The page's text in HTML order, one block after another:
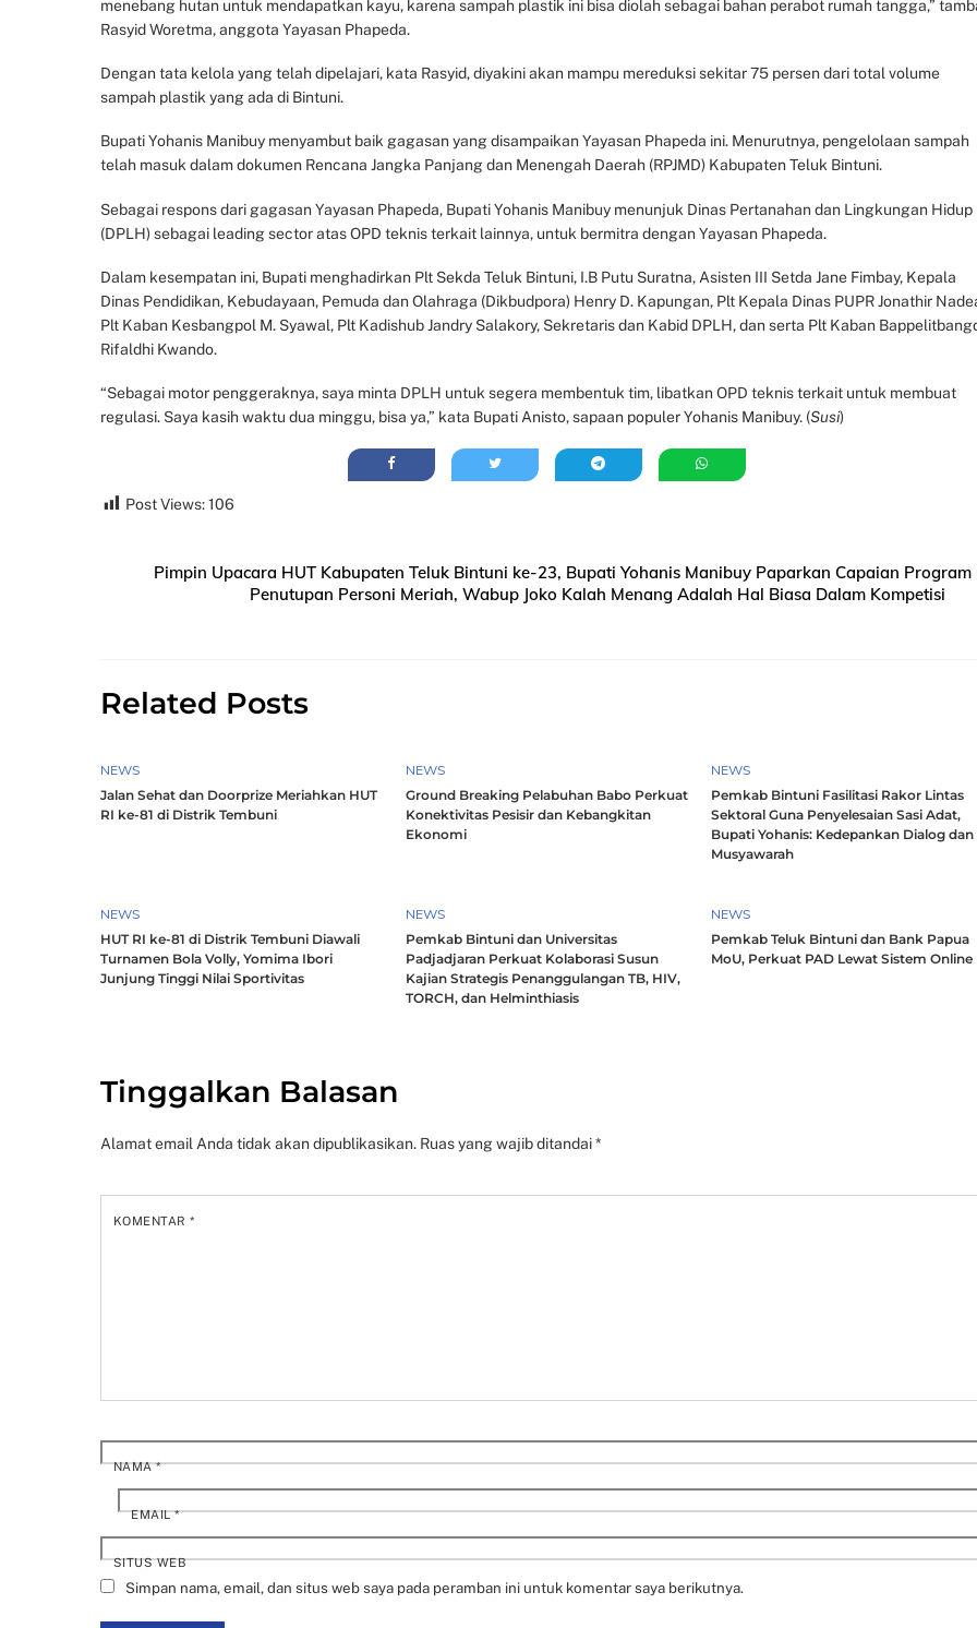
menebang hutan untuk mendapatkan kayu, karena sampah plastik ini bisa diolah sebagai bahan perabot rumah tangga,”
Rasyid Woretma, anggota Yayasan Phapeda.
Dengan tata kelola yang telah dipelajari, kata Rasyid, diyakini akan mampu mereduksi sekitar 75 persen dari total volume
sampah plastik yang ada di Bintuni.
Bupati Yohanis Manibuy menyambut baik gagasan yang disampaikan Yayasan Phapeda ini. Menurutnya, pengelolaan sampah
telah masuk dalam dokumen Rencana Jangka Panjang dan Menengah Daerah (RPJMD) Kabupaten Teluk Bintuni.
Sebagai respons dari gagasan Yayasan Phapeda, Bupati Yohanis Manibuy menunjuk Dinas Pertanahan dan Lingkungan Hidup
(DPLH) sebagai leading sector atas OPD teknis terkait lainnya, untuk bermitra dengan Yayasan Phapeda.
Dalam kesempatan ini, Bupati menghadirkan Plt Sekda Teluk Bintuni, I.B Putu Suratna, Asisten III Setda Jane Fimbay, Kepala
Dinas Pendidikan, Kebudayaan, Pemuda dan Olahraga (Dikbudpora) Henry D. Kapungan, Plt Kepala Dinas PUPR Jonathir
Plt Kaban Kesbangpol M. Syawal, Plt Kadishub Jandry Salakory, Sekretaris dan Kabid DPLH, dan serta Plt Kaban
Rifaldhi Kwando.
“Sebagai motor penggeraknya, saya minta DPLH untuk segera membentuk tim, libatkan OPD teknis terkait untuk membuat
regulasi. Saya kasih waktu dua minggu, bisa ya,” kata Bupati Anisto, sapaan populer Yohanis Manibuy. (Susi)
Post Views:106
Pimpin Upacara HUT Kabupaten Teluk Bintuni ke-23, Bupati Yohanis Manibuy Paparkan Capaian Program
Penutupan Personi Meriah, Wabup Joko Kalah Menang Adalah Hal Biasa Dalam Kompetisi
Related Posts
NEWS
Jalan Sehat dan Doorprize Meriahkan HUT
RI ke-81 di Distrik Tembuni
NEWS
Ground Breaking Pelabuhan Babo Perkuat
Konektivitas Pesisir dan Kebangkitan
Ekonomi
NEWS
Pemkab Bintuni Fasilitasi Rakor Lintas
Sektoral Guna Penyelesaian Sasi Adat,
Bupati Yohanis: Kedepankan Dialog dan
Musyawarah
NEWS
HUT RI ke-81 di Distrik Tembuni Diawali
Turnamen Bola Volly, Yomima Ibori
Junjung Tinggi Nilai Sportivitas
NEWS
Pemkab Bintuni dan Universitas
Padjadjaran Perkuat Kolaborasi Susun
Kajian Strategis Penanggulangan TB, HIV,
TORCH, dan Helminthiasis
NEWS
Pemkab Teluk Bintuni dan Bank Papua
MoU, Perkuat PAD Lewat Sistem Online
Tinggalkan Balasan
Alamat email Anda tidak akan dipublikasikan. Ruas yang wajib ditandai*
KOMENTAR*
NAMA*
EMAIL*
SITUS WEB
Simpan nama, email, dan situs web saya pada peramban ini untuk komentar saya berikutnya.